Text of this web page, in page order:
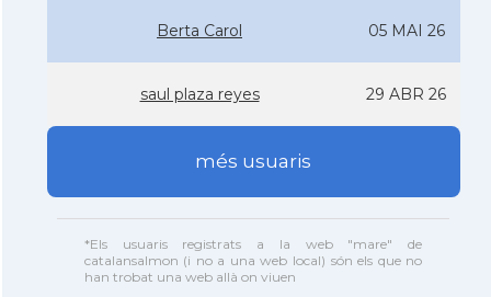
Berta Carol 05 MAI 26
saul plaza reyes 29 ABR 26
més usuaris
*Els usuaris registrats a la web "mare" de
catalansalmon (i no a una web local) són els que no
han trobat una web allà on viuen